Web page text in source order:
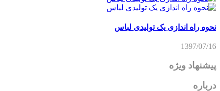
نحوه راه اندازی یک تولیدی لباس
1397/07/16
پیشنهاد ویژه
درباره